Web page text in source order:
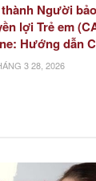
Người
lợi Trẻ em
Hướng dẫn
3 28, 2026